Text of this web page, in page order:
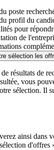
poste
profil du
pour
de
sélection les
résultats de
vous
sélection. Il
ainsi dans
d'offres